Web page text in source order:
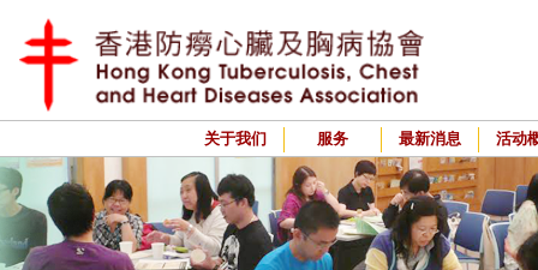
关于我们 服务 最新消息 活动